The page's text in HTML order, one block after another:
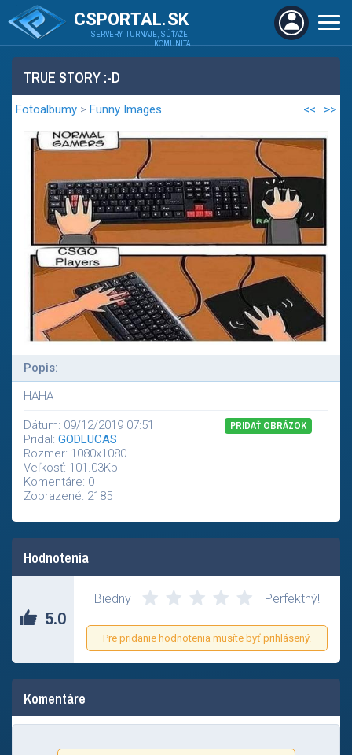
CSPORTAL.SK
SERVERY, TURNAJE, SÚŤAŽE,
KOMUNITA
TRUE STORY :-D
Fotoalbumy > Funny Images << >>
Popis:
HAHA
Dátum: 09/12/2019 07:51
Pridal: GODLUCAS
Rozmer: 1080x1080
Veľkosť: 101.03Kb
Komentáre: 0
Zobrazené: 2185
PRIDAŤ OBRÁZOK
Hodnotenia
5.0
Biedny Perfektný!
Pre pridanie hodnotenia musíte byť prihlásený.
Komentáre